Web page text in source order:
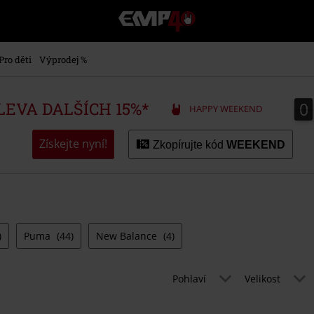
EMP
-
Hudba,
Merch
hráče,
Alternativní
Pro děti Výprodej %
DALŠÍCH 15%* HAPPY WEEKEND 0
0
Získejte nyní! Zkopírujte kód WEEKEND
Puma (44) New Balance (4)
Pohlaví Velikost